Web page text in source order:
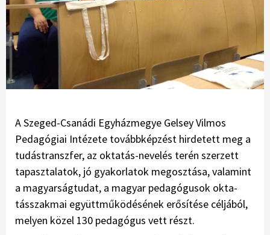
A Szeged-Csanádi Egyházme­gye Gelsey Vilmos
Pedagógiai Intézete továbbképzést hirdetett meg a
tudástranszfer, az oktatás-nevelés terén szerzett
tapasztalatok, jó gyakor­latok megosztása, valamint
a magyar­ságtudat, a magyar pedagógusok ok­ta­
tásszakmai együttműködésének e­rő­sí­tése céljából,
melyen közel 130 peda­gógus vett részt.